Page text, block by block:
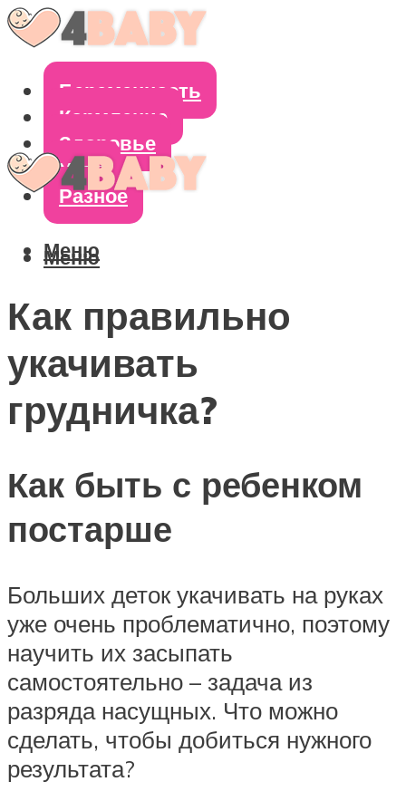
Беременность
Кормление
Здоровье
Уход
Разное
Меню
Меню
Как правильно
укачивать
грудничка?
Как быть с ребенком
постарше
Больших деток укачивать на руках
уже очень проблематично, поэтому
научить их засыпать
самостоятельно – задача из
разряда насущных. Что можно
сделать, чтобы добиться нужного
результата?